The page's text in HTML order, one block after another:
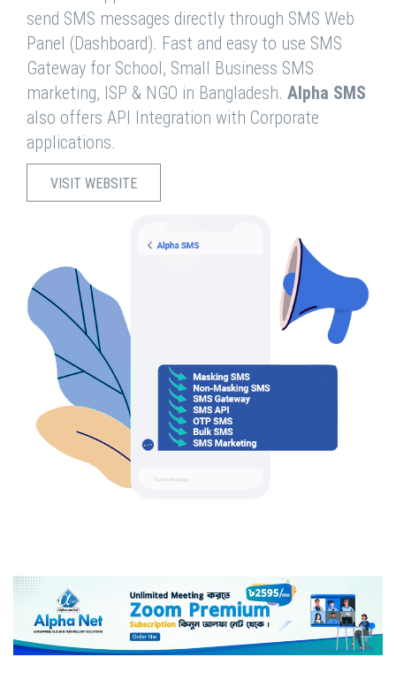
send SMS messages directly through SMS Web
Panel (Dashboard). Fast and easy to use SMS
Gateway for School, Small Business SMS
marketing, ISP & NGO in Bangladesh. Alpha SMS
also offers API Integration with Corporate
applications.
VISIT WEBSITE